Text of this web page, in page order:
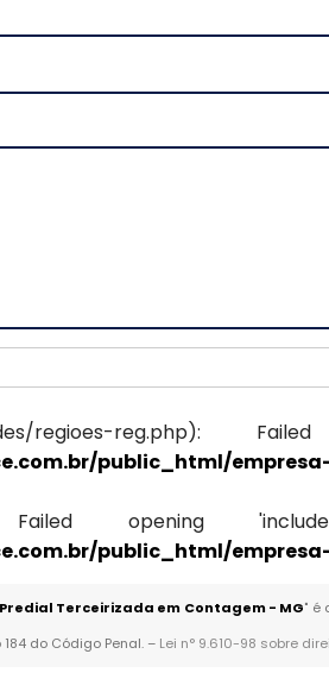
regioes-
public_html/
opening 'includes/
public_html/
Terceirizada em Contagem - MG" é
do Código Penal. – Lei n° 9.610-98 sobre